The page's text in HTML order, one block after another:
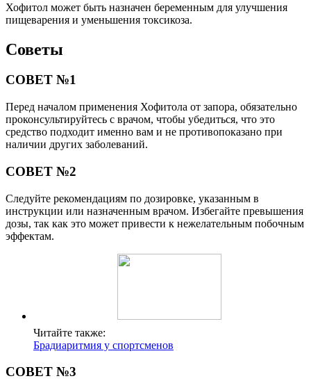
Хофитол может быть назначен беременным для улучшения
пищеварения и уменьшения токсикоза.
Советы
СОВЕТ №1
Перед началом применения Хофитола от запора, обязательно
проконсультируйтесь с врачом, чтобы убедиться, что это
средство подходит именно вам и не противопоказано при
наличии других заболеваний.
СОВЕТ №2
Следуйте рекомендациям по дозировке, указанным в
инструкции или назначенным врачом. Избегайте превышения
дозы, так как это может привести к нежелательным побочным
эффектам.
Читайте также:
Брадиаритмия у спортсменов
СОВЕТ №3